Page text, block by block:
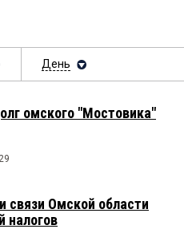
Блоги
День
омского "Мостовика"
связи Омской области
налогов